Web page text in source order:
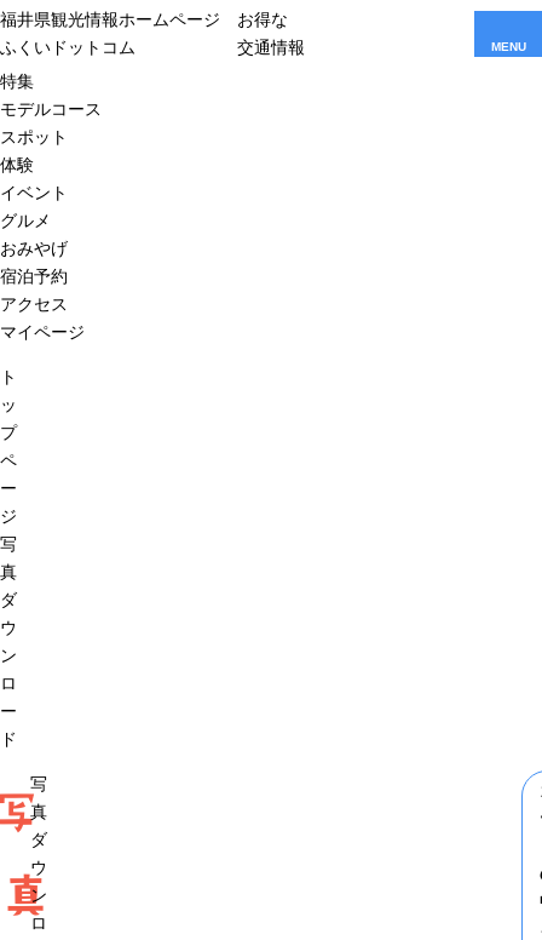
福井県観光情報ホームページ
ふくいドットコム
お得な
交通情報
MENU
特集
モデルコース
スポット
体験
イベント
グルメ
おみやげ
宿泊予約
アクセス
マイページ
ト
ッ
プ
ペ
ー
ジ
写
真
ダ
ウ
ン
ロ
ー
ド
真
写
真
ダ
ウ
ン
ロ